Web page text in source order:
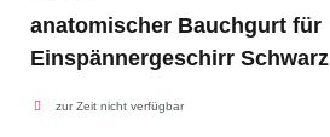
anatomischer Bauchgurt für
Einspännergeschirr Schwarz
zur Zeit nicht verfügbar